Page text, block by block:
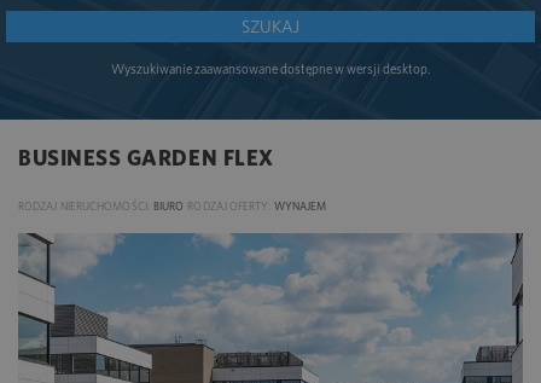
SZUKAJ
Wyszukiwanie zaawansowane dostępne w wersji desktop.
BUSINESS GARDEN FLEX
RODZAJ NIERUCHOMOŚCI: BIURO RODZAJ OFERTY: WYNAJEM